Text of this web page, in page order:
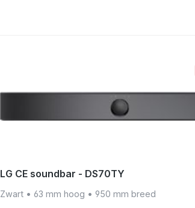
LG CE soundbar - DS70TY
Zwart • 63 mm hoog • 950 mm breed